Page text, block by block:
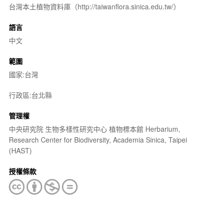
台灣本土植物資料庫（http://taiwanflora.sinica.edu.tw/）
語言
中文
範圍
國家:台灣
行政區:台北縣
管理權
中央研究院 生物多樣性研究中心 植物標本館 Herbarium,
Research Center for Biodiversity, Academia Sinica, Taipei
(HAST)
授權條款